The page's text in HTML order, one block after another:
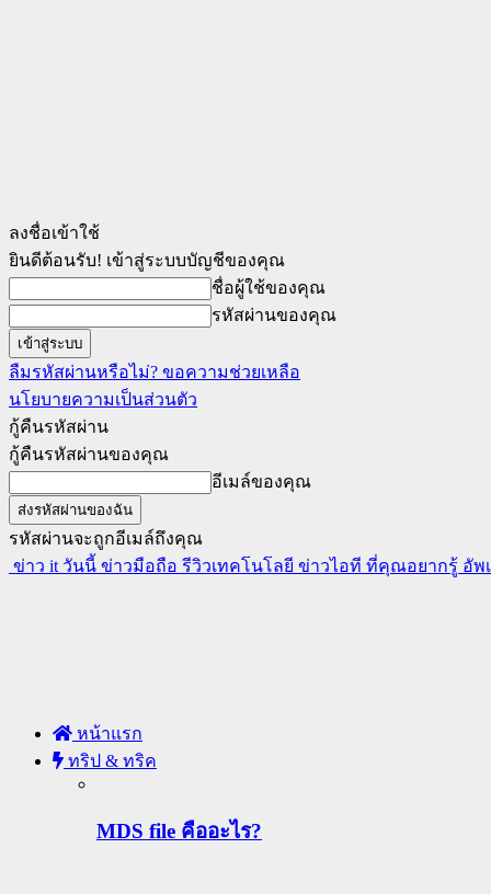
ลงชื่อเข้าใช้
ยินดีต้อนรับ! เข้าสู่ระบบบัญชีของคุณ
ชื่อผู้ใช้ของคุณ
รหัสผ่านของคุณ
ลืมรหัสผ่านหรือไม่? ขอความช่วยเหลือ
นโยบายความเป็นส่วนตัว
กู้คืนรหัสผ่าน
กู้คืนรหัสผ่านของคุณ
อีเมล์ของคุณ
รหัสผ่านจะถูกอีเมล์ถึงคุณ
ข่าว it วันนี้ ข่าวมือถือ รีวิวเทคโนโลยี ข่าวไอที ที่คุณอยากรู้ อัพ
หน้าแรก
ทริป & ทริค
MDS file คืออะไร?